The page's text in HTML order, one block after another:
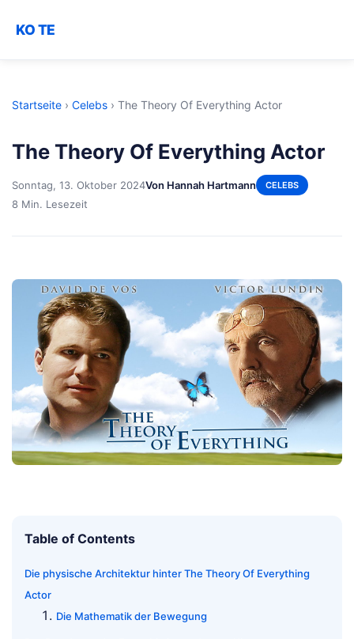
KO TE
Startseite › Celebs › The Theory Of Everything Actor
The Theory Of Everything Actor
Sonntag, 13. Oktober 2024Von Hannah Hartmann CELEBS
8 Min. Lesezeit
Table of Contents
Die physische Architektur hinter The Theory Of Everything
Actor
Die Mathematik der Bewegung